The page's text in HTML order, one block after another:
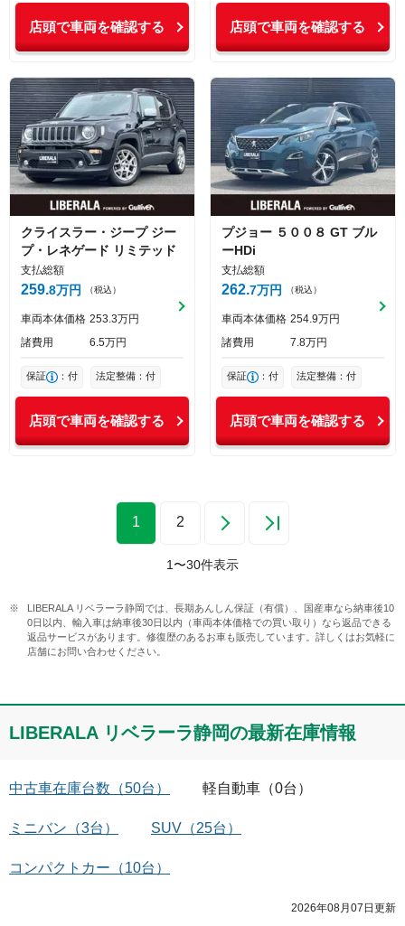
店頭で車両を確認する 店頭で車両を確認する
クライスラー・ジープ ジー
プ・レネゲード リミテッド
支払総額
259 8万円 （税込）
車両本体価格 253 3万円
諸費用
6 5万円
保証 ：付 法定整備：付
店頭で車両を確認する
プジョー ５００８ GT ブル
ーHDi
支払総額
262 7万円 （税込）
車両本体価格 254 9万円
諸費用
7 8万円
保証 ：付 法定整備：付
店頭で車両を確認する
1 2
1 〜30件表示
LIBERALA リベラーラ静岡では、長期あんしん保証（有償）、国産車なら納車後10
0日以内、輸入車は納車後30日以内（車両本体価格での買い取り）なら返品できる
返品サービスがあります。修復歴のあるお車も販売しています。詳しくはお気軽に
店舗にお問い合わせください。
LIBERALA リベラーラ静岡の最新在庫情報
中古車在庫台数 （50台） 軽自動車 （0台）
ミニバン （3台） SUV （25台）
コンパクトカー （10台）
2026年08月07日 更新